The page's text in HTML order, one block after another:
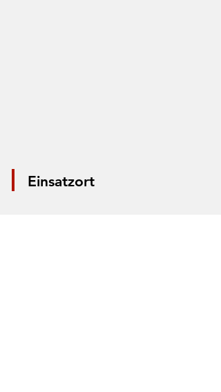
Einsatzort